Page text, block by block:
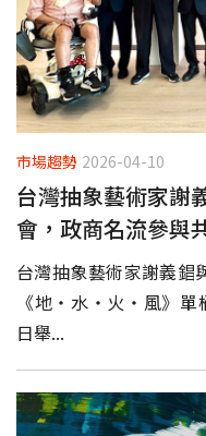
市場趨勢 2026-04-10
台灣抽象藝術家謝
會，政商名流參與
台灣抽象藝術家謝義錩
《地・水・火・風》
日舉...